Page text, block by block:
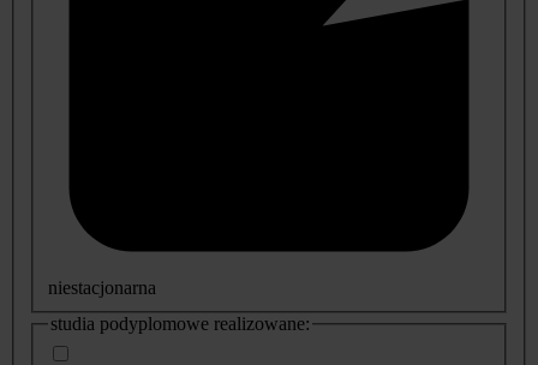
niestacjonarna
studia podyplomowe realizowane: